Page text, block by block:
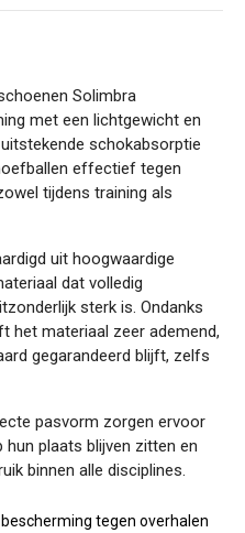
Solimbra
met een lichtgewicht en
schokabsorptie
effectief tegen
tijdens training als
uit hoogwaardige
dat volledig
sterk is. Ondanks
het materiaal zeer ademend,
gegarandeerd blijft, zelfs
pasvorm zorgen ervoor
plaats blijven zitten en
binnen alle disciplines.
tegen overhalen